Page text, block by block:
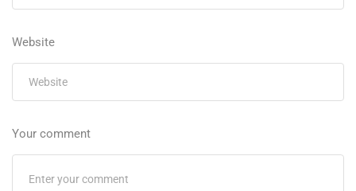
Website
Your comment